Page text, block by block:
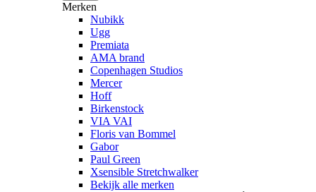
Merken
Nubikk
Ugg
Premiata
AMA brand
Copenhagen Studios
Mercer
Hoff
Birkenstock
VIA VAI
Floris van Bommel
Gabor
Paul Green
Xsensible Stretchwalker
Bekijk alle merken